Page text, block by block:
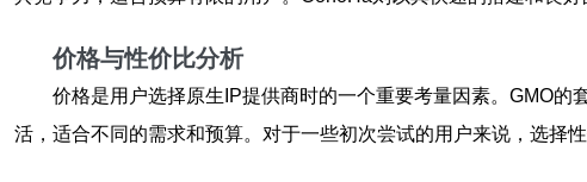
价格与性价比分析
价格是用户选择原生IP提供商时的一个重要考量因素。GMO
活，适合不同的需求和预算。对于一些初次尝试的用户来说，选择